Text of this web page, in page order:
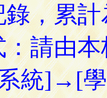
，累
請由
統]→[